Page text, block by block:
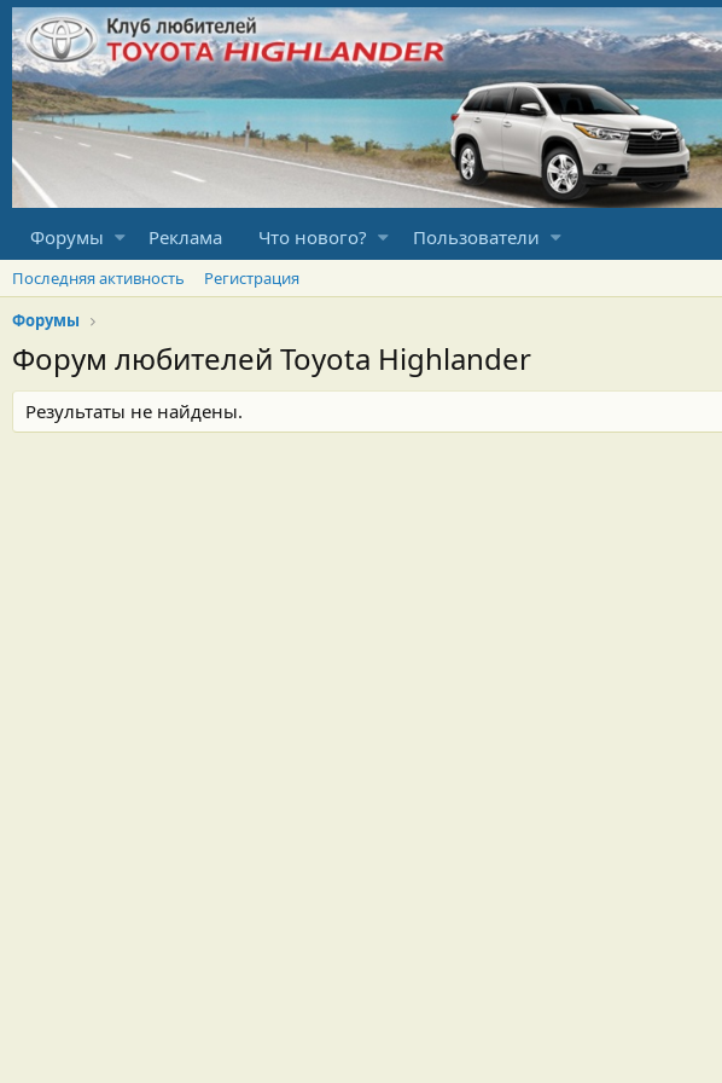
Форумы Реклама Что нового? Пользователи
Последняя активность
Регистрация
Форумы
Форум любителей Toyota Highlander
Результаты не найдены.